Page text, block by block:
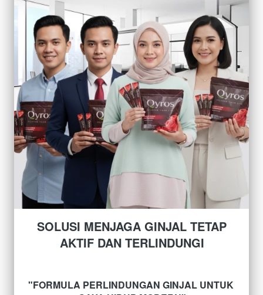
SOLUSI MENJAGA GINJAL TETAP
AKTIF DAN TERLINDUNGI
"FORMULA PERLINDUNGAN GINJAL UNTUK